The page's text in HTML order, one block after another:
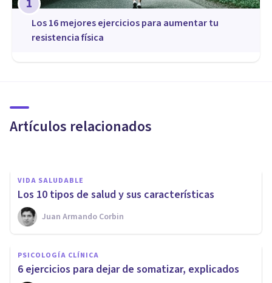
1
Los 16 mejores ejercicios para aumentar tu
resistencia física
Artículos relacionados
causas y tratamiento
VIDA SALUDABLE
Los 10 tipos de salud y sus características
Juan Armando Corbin
PSICOLOGÍA CLÍNICA
6 ejercicios para dejar de somatizar, explicados
PSICOLOGÍA
¿Por qué estoy tan cansado y
sin ganas de hacer nada? 12
causas frecuentes